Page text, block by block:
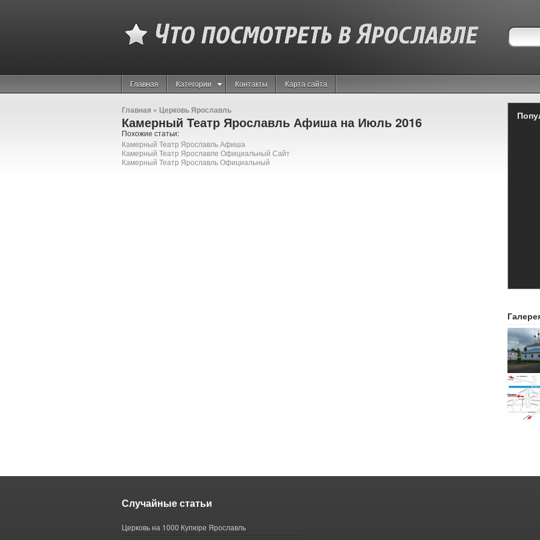
Главная Категории Контакты Карта сайта
Главная » Церковь Ярославль
Камерный Театр Ярославль Афиша на Июль 2016
Похожие статьи:
Камерный Театр Ярославль Афиша
Камерный Театр Ярославле Официальный Сайт
Камерный Театр Ярославль Официальный
Случайные статьи
Церковь на 1000 Купюре Ярославль